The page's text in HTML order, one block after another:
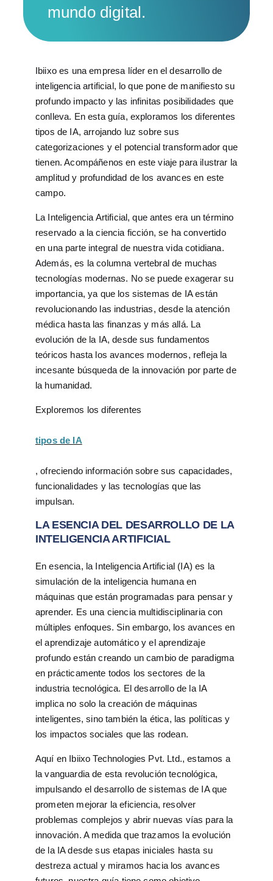
mundo digital.
Ibiixo es una empresa líder en el desarrollo de
inteligencia artificial, lo que pone de manifiesto su
profundo impacto y las infinitas posibilidades que
conlleva. En esta guía, exploramos los diferentes
tipos de IA, arrojando luz sobre sus
categorizaciones y el potencial transformador que
tienen. Acompáñenos en este viaje para ilustrar la
amplitud y profundidad de los avances en este
campo.
La Inteligencia Artificial, que antes era un término
reservado a la ciencia ficción, se ha convertido
en una parte integral de nuestra vida cotidiana.
Además, es la columna vertebral de muchas
tecnologías modernas. No se puede exagerar su
importancia, ya que los sistemas de IA están
revolucionando las industrias, desde la atención
médica hasta las finanzas y más allá. La
evolución de la IA, desde sus fundamentos
teóricos hasta los avances modernos, refleja la
incesante búsqueda de la innovación por parte de
la humanidad.
Exploremos los diferentes
tipos de IA
, ofreciendo información sobre sus capacidades,
funcionalidades y las tecnologías que las
impulsan.
LA ESENCIA DEL DESARROLLO DE LA
INTELIGENCIA ARTIFICIAL
En esencia, la Inteligencia Artificial (IA) es la
simulación de la inteligencia humana en
máquinas que están programadas para pensar y
aprender. Es una ciencia multidisciplinaria con
múltiples enfoques. Sin embargo, los avances en
el aprendizaje automático y el aprendizaje
profundo están creando un cambio de paradigma
en prácticamente todos los sectores de la
industria tecnológica. El desarrollo de la IA
implica no solo la creación de máquinas
inteligentes, sino también la ética, las políticas y
los impactos sociales que las rodean.
Aquí en Ibiixo Technologies Pvt. Ltd., estamos a
la vanguardia de esta revolución tecnológica,
impulsando el desarrollo de sistemas de IA que
prometen mejorar la eficiencia, resolver
problemas complejos y abrir nuevas vías para la
innovación. A medida que trazamos la evolución
de la IA desde sus etapas iniciales hasta su
destreza actual y miramos hacia los avances